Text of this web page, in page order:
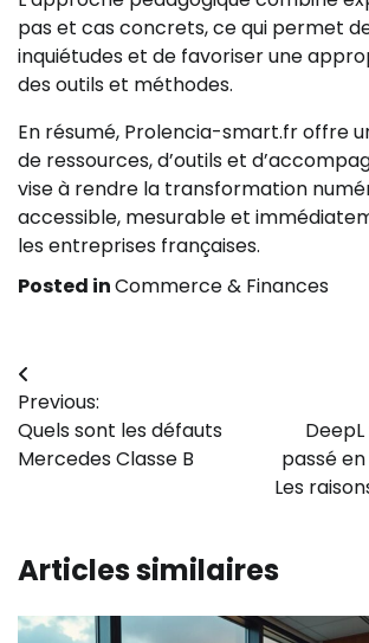
pas et cas concrets, ce qui permet
inquiétudes et de favoriser une
des outils et méthodes.
En résumé, Prolencia-smart.fr offre
de ressources, d’outils et
vise à rendre la transformation
accessible, mesurable et
les entreprises françaises.
Posted inCommerce & Finances
Navigation
de
l’article
Previous:
Quels sont les défauts
Mercedes Classe B
passé
Les
Articles similaires